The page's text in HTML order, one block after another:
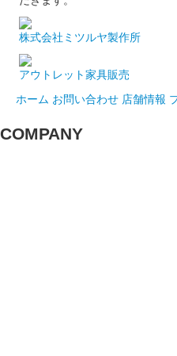
株式会社ミツルヤ製作所
アウトレット家具販売
ホーム お問い合わせ 店舗情報
COMPANY